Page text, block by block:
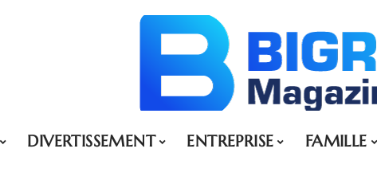
DIVERTISSEMENT ENTREPRISE FAMILLE